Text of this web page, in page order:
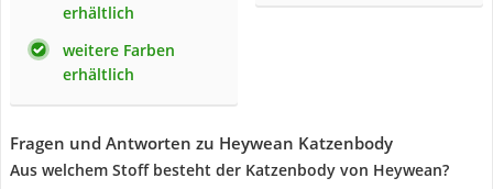
erhältlich
weitere Farben
erhältlich
Fragen und Antworten zu Heywean Katzenbody
Aus welchem Stoff besteht der Katzenbody von Heywean?